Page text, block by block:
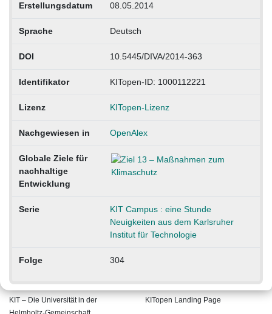
Erstellungsdatum 08.05.2014
Sprache Deutsch
DOI 10.5445/DIVA/2014-363
Identifikator KITopen-ID: 1000112221
Lizenz KITopen-Lizenz
Nachgewiesen in OpenAlex
Globale Ziele für
nachhaltige
Entwicklung
Serie
KIT Campus : eine Stunde
Neuigkeiten aus dem Karlsruher
Institut für Technologie
Folge 304
KIT – Die Universität in der
KITopen Landing Page